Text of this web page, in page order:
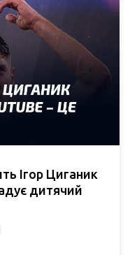
Ігор Циганик
дитячий